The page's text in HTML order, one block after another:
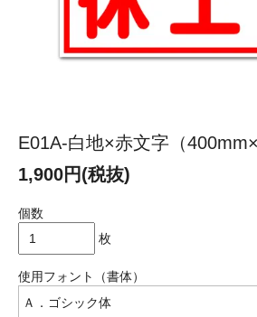
E01A-白地×赤文字（
1,900円(税抜)
個数
枚
使用フォント（書体）